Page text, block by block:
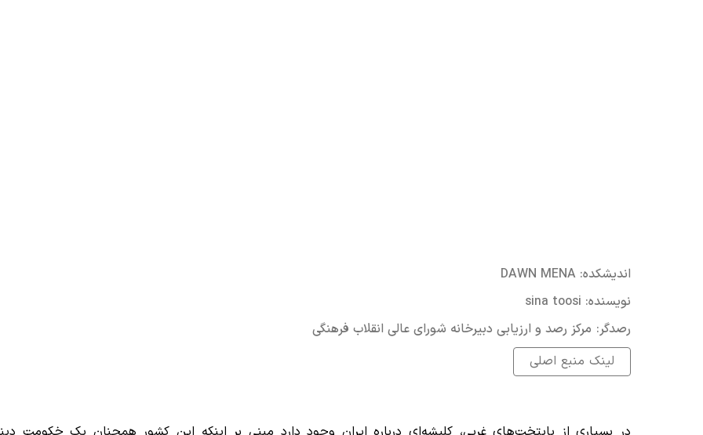
DAWN MENA :اندیشکده
sina toosi :نویسنده
مرکز رصد و ارزیابی دبیرخانه شورای عالی انقلاب فرهنگی :رصدگر
لینک منبع اصلی